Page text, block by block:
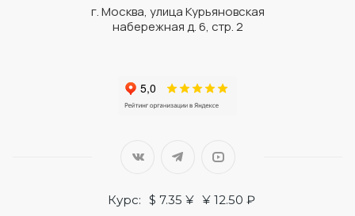
г. Москва, улица Курьяновская
набережная д. 6, стр. 2
Курс: $ 7.35 ¥ ¥ 12.50 ₽